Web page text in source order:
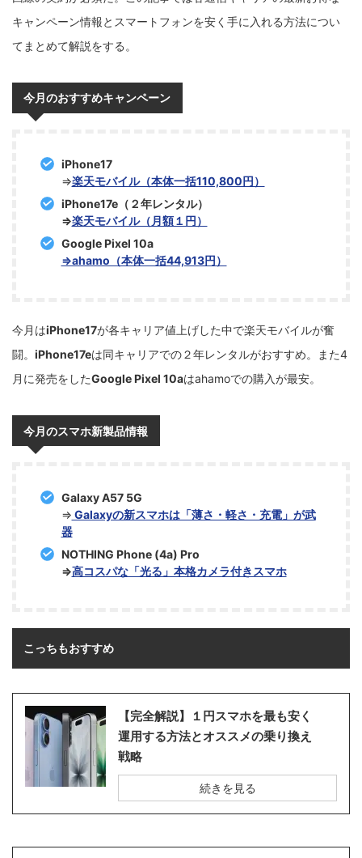
キャンペーン情報とスマートフォンを安く手に入れる方法につい
てまとめて解説をする。
今月のおすすめキャンペーン
iPhone17
⇒楽天モバイル（本体一括110,800円）
iPhone17e（２年レンタル）
⇒楽天モバイル（月額１円）
Google Pixel 10a
⇒ahamo（本体一括44,913円）
今月はiPhone17が各キャリア値上げした中で楽天モバイルが奮
闘。 iPhone17eは同キャリアでの２年レンタルがおすすめ。また4
月に発売をしたGoogle Pixel 10aはahamoでの購入が最安。
今月のスマホ新製品情報
Galaxy A57 5G
⇒ Galaxyの新スマホは「薄さ・軽さ・充電」が武
器
NOTHING Phone (4a) Pro
⇒高コスパな「光る」本格カメラ付きスマホ
こっちもおすすめ
【完全解説】１円スマホを最も安く
運用する方法とオススメの乗り換え
戦略
続きを見る